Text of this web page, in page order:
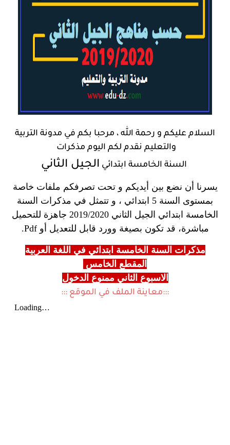
السلام عليكم و رحمة الله ، مرحبا بكم في مدونة التربية
والتعليم نقدم لكم اليوم مذكرات
السنة الخامسة ابتدائي الجيل الثاني
يسرنا أن نضع بين أيديكم و تحت تصرفكم ملفات خاصة
بمستوى السنة 5 ابتدائي ، و تتمثل في مذكرات السنة
الخامسة ابتدائي الجيل الثاني 2019/2020 جاهزة للتحميل
مباشرة، قد تكون بصيغة وورد قابل للتعديل أو Pdf.
مذكرات السنة الخامسة ابتدائي في اللغة العربية
المقطع الخامس
الاسبوع الثاني ممنوع الدخول
:::معاينة الملف في الموقع :::